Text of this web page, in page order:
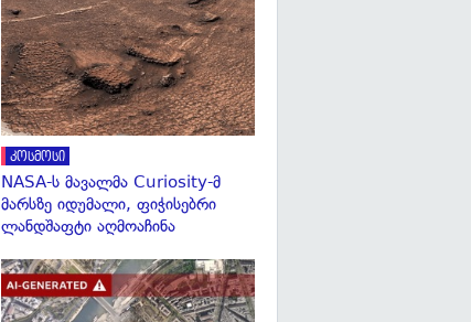
კოსმოსი
NASA-ს მავალმა Curiosity-მ
მარსზე იდუმალი, ფიჭისებრი
ლანდშაფტი აღმოაჩინა